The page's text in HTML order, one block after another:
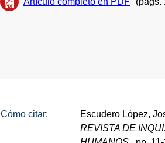
Cómo citar:
Escudero López,
REVISTA DE